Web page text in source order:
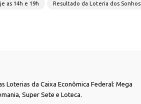
as 14h e 19h Resultado da Loteria dos Sonhos
Loterias da Caixa Econômica Federal: Mega
Super Sete e Loteca.